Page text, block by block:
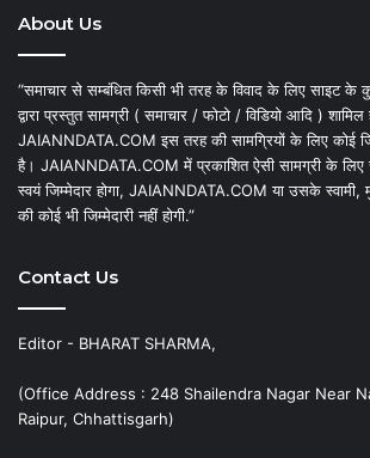
About Us
“समाचार से सम्बंधित किसी भी तरह के विवाद के लिए साइट के
द्वारा प्रस्तुत सामग्री ( समाचार / फोटो / विडियो आदि ) शामिल
JAIANNDATA.COM इस तरह की सामग्रियों के लिए कोई
है। JAIANNDATA.COM में प्रकाशित ऐसी सामग्री के लिए
स्वयं जिम्मेदार होगा, JAIANNDATA.COM या उसके
की कोई भी जिम्मेदारी नहीं होगी.”
Contact Us
Editor - BHARAT SHARMA,
(Office Address : 248 Shailendra Nagar Near
Raipur, Chhattisgarh)